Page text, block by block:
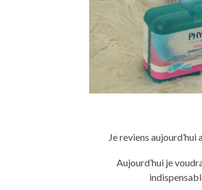
Je reviens
Aujourd’hui je